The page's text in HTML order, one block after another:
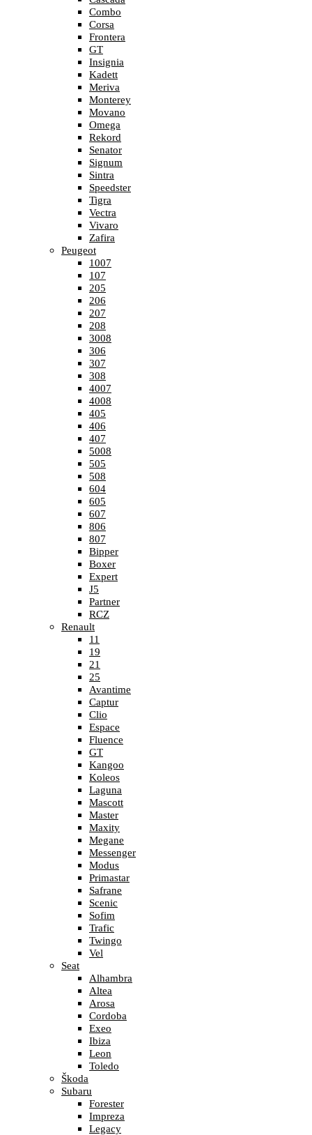
Combo
Corsa
Frontera
GT
Insignia
Kadett
Meriva
Monterey
Movano
Omega
Rekord
Senator
Signum
Sintra
Speedster
Tigra
Vectra
Vivaro
Zafira
Peugeot
1007
107
205
206
207
208
3008
306
307
308
4007
4008
405
406
407
5008
505
508
604
605
607
806
807
Bipper
Boxer
Expert
J5
Partner
RCZ
Renault
11
19
21
25
Avantime
Captur
Clio
Espace
Fluence
GT
Kangoo
Koleos
Laguna
Mascott
Master
Maxity
Megane
Messenger
Modus
Primastar
Safrane
Scenic
Sofim
Trafic
Twingo
Vel
Seat
Alhambra
Altea
Arosa
Cordoba
Exeo
Ibiza
Leon
Toledo
Škoda
Subaru
Forester
Impreza
Legacy